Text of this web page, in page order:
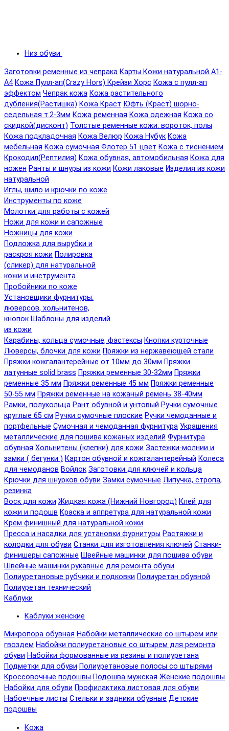
Низ обуви
Заготовки ременные из чепрака Карты Кожи натуральной А1-
А4 Кожа Пулл-ап(Crazy Hors) Крейзи Хорс Кожа с пулл-ап
эффектом Чепрак кожа Кожа растительного
дубления(Растишка) Кожа Краст Юфть (Краст) шорно-
седельная т.2-3мм Кожа ременная Кожа одежная Кожа со
скидкой(дисконт) Толстые ременные кожи: вороток, полы
Кожа подкладочная Кожа Велюр Кожа Нубук Кожа
мебельная Кожа сумочная Флотер 51 цвет Кожа с тиснением
Крокодил(Рептилия) Кожа обувная, автомобильная Кожа для
ножен Ранты и шнуры из кожи Кожи лаковые Изделия из кожи
натуральной
Иглы, шило и крючки по коже
Инструменты по коже
Молотки для работы с кожей
Ножи для кожи и сапожные
Ножницы для кожи
Подложка для вырубки и
раскроя кожи Полировка
(сликер) для натуральной
кожи и инструмента
Пробойники по коже
Установщики фурнитуры:
люверсов, хольнитенов,
кнопок Шаблоны для изделий
из кожи
Карабины, кольца сумочные, фастексы Кнопки курточные
Люверсы, блочки для кожи Пряжки из нержавеющей стали
Пряжки кожгалантерейные от 10мм до 30мм Пряжки
латунные solid brass Пряжки ременные 30-32мм Пряжки
ременные 35 мм Пряжки ременные 45 мм Пряжки ременные
50-55 мм Пряжки ременные на кожаный ремень 38-40мм
Рамки, полукольца Рант обувной и унтовый Ручки сумочные
круглые 65 см Ручки сумочные плоские Ручки чемоданные и
портфельные Сумочная и чемоданная фурнитура Украшения
металлические для пошива кожаных изделий Фурнитура
обувная Хольнитены (клепки) для кожи Застежки-молнии и
замки ( бегунки ) Картон обувной и кожгалантерейный Колеса
для чемоданов Войлок Заготовки для ключей и кольца
Крючки для шнурков обуви Замки сумочные Липучка, стропа,
резинка
Воск для кожи Жидкая кожа (Нижний Новгород) Клей для
кожи и подошв Краска и аппретура для натуральной кожи
Крем финишный для натуральной кожи
Пресса и насадки для установки фурнитуры Растяжки и
колодки для обуви Станки для изготовления ключей Станки-
финишеры сапожные Швейные машинки для пошива обуви
Швейные машинки рукавные для ремонта обуви
Полиуретановые рубчики и подковки Полиуретан обувной
Полиуретан технический
Каблуки
Каблуки женские
Микропора обувная Набойки металлические со штырем или
гвоздем Набойки полиуретановые со штырем для ремонта
обуви Набойки формованные из резины и полиуретана
Подметки для обуви Полиуретановые полосы со штырями
Кроссовочные подошвы Подошва мужская Женские подошвы
Набойки для обуви Профилактика листовая для обуви
Набоечные листы Стельки и задники обувные Детские
подошвы
Кожа